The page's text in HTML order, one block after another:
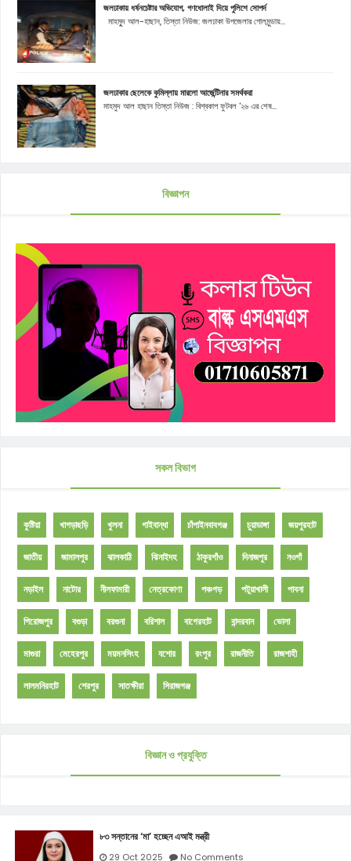
জলঢাকায় ধর্ষনচেষ্টার অভিযোগ, গণধোলাই দিয়ে পুলিশে সোপর্দ
মাহমুূদ আল-হাছান, তিস্তা নিউজ: জলঢাকা উপজেলার গোলমুন্ডায়...
জলঢাকার ছেলেকে কুমিল্লায় মারলো আর্জেন্টিনার সমর্থকরা
মাহমুদ আল হাছান তিস্তা নিউজ : বিশ্বকাপ ফুটবল '২৬ এর শেষ...
বিজ্ঞাপন
সকল বিভাগ
কুষ্টিয়া খাগড়াছড়ি খুলনা গাইবান্ধা চাঁপাইনবাবগঞ্জ চুয়াডাঙ্গা জয়পুরহাট
জাতীয় জামালপুর ঝালকাঠি ঝিনাইদহ ঠাকুরগাঁও দিনাজপুর নওগাঁ
নড়াইল নাটোর নীলফামারী নেত্রকোণা পঞ্চগড় পটুয়াখালী পাবনা
পিরোজপুর বগুড়া বরগুনা বরিশাল বাগেরহাট বান্দরবান ভোলা
মাগুরা মেহেরপুর ময়মনসিংহ যশোর রংপুর রাজনীতি রাজশাহী
লালমনিরহাট শেরপুর সাতক্ষীরা সিরাজগঞ্জ
বিজ্ঞান ও প্রযুক্তি
৮৩ সন্তানের ‘মা’ হচ্ছেন এআই মন্ত্রী
29 Oct 2025 No Comments